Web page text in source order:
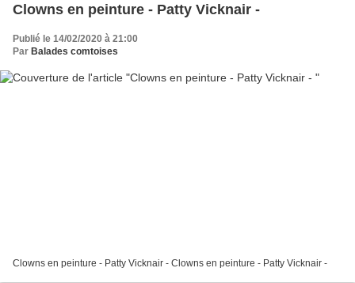
Clowns en peinture - Patty Vicknair -
Publié le 14/02/2020 à 21:00
Par Balades comtoises
Clowns en peinture - Patty Vicknair - Clowns en peinture - Patty Vicknair -